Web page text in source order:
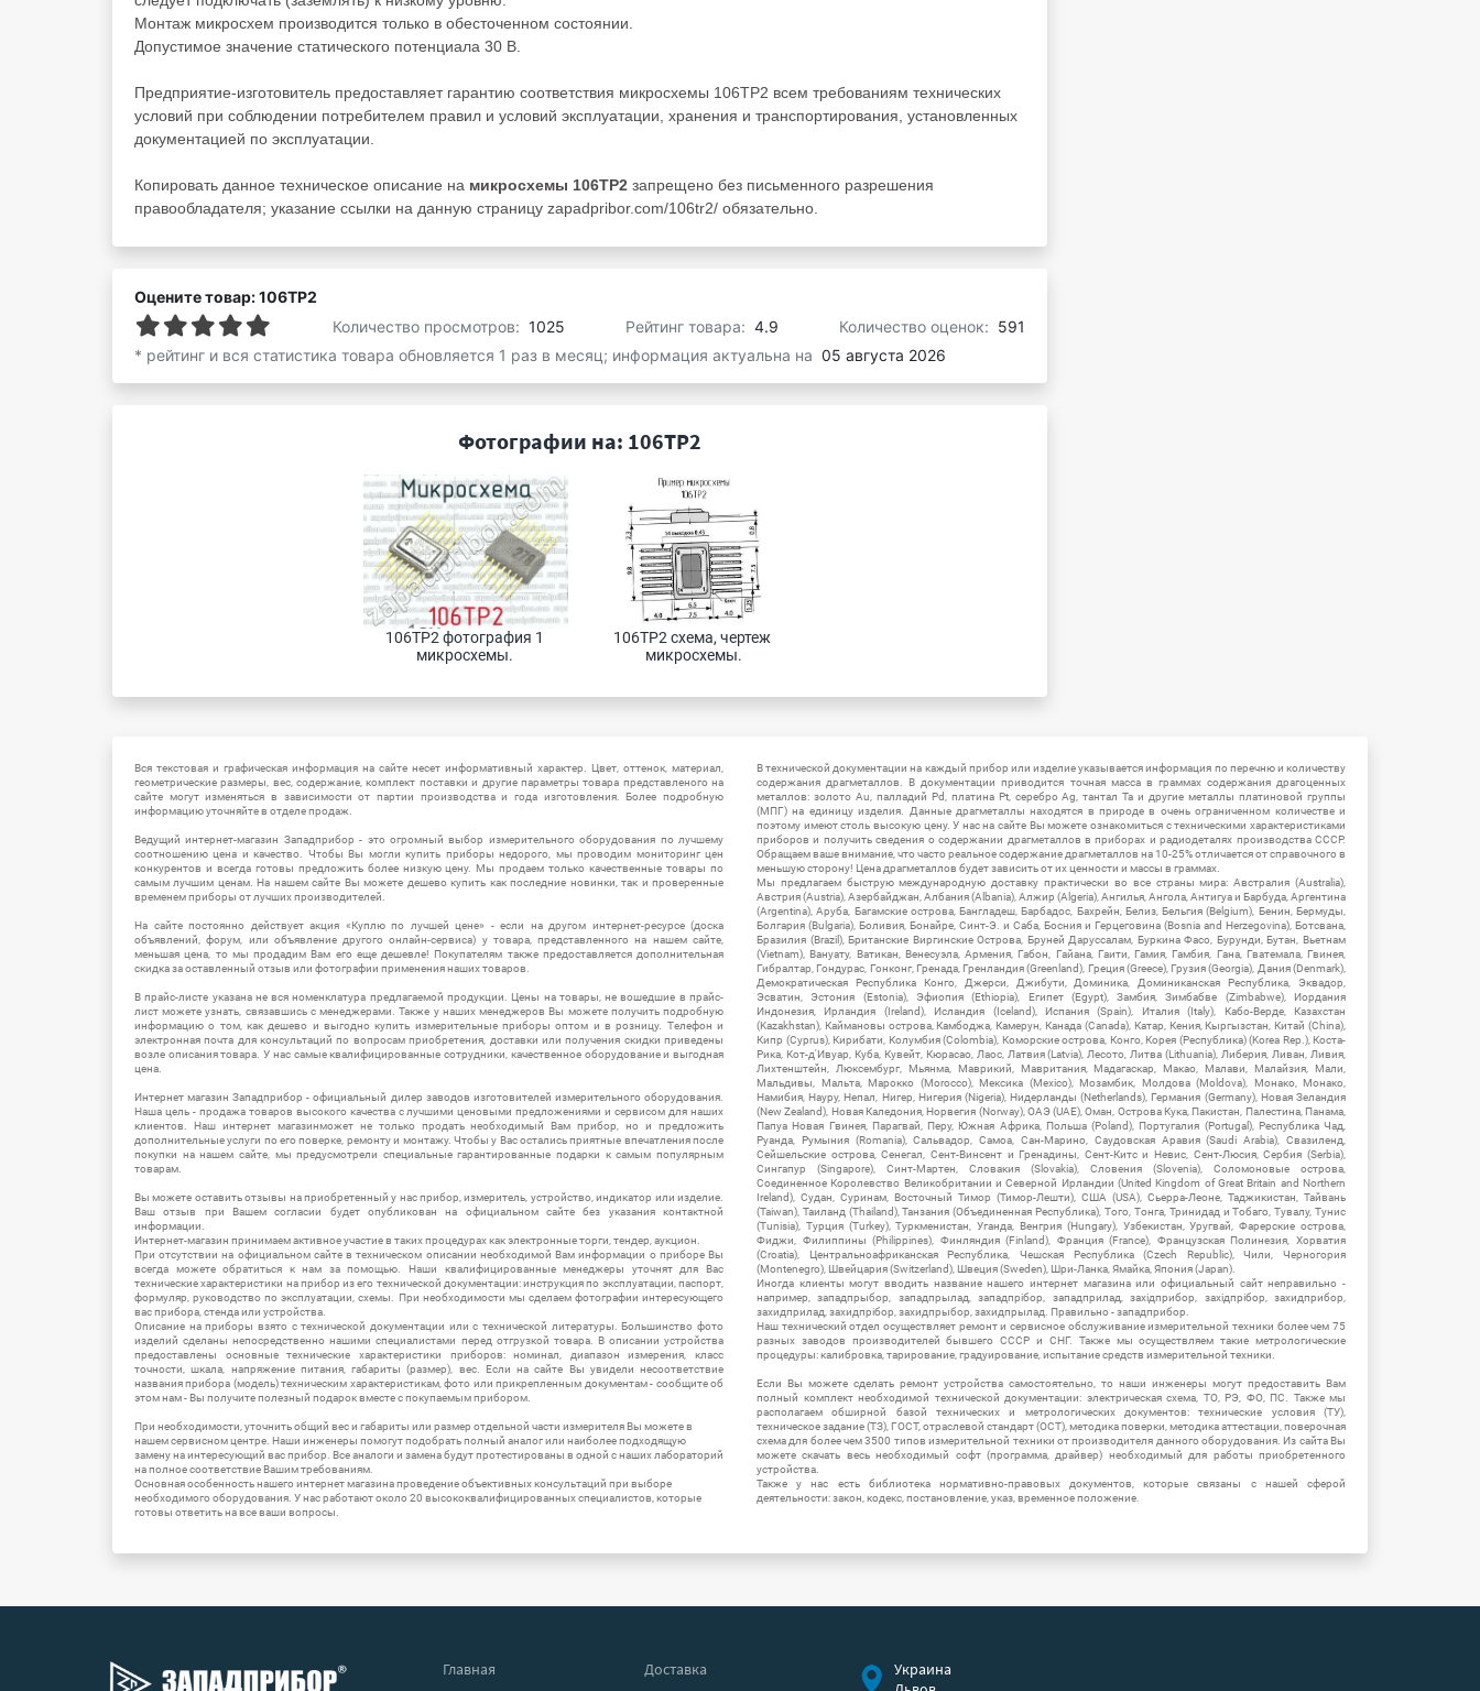
Монтаж микросхем производится только в обесточенном состоянии.
Допустимое значение статического потенциала 30 В.
Предприятие-изготовитель предоставляет гарантию соответствия микросхемы 106ТР2 всем требованиям технических
условий при соблюдении потребителем правил и условий эксплуатации, хранения и транспортирования, установленных
документацией по эксплуатации.
Копировать данное техническое описание на микросхемы 106ТР2 запрещено без письменного разрешения
правообладателя; указание ссылки на данную страницу zapadpribor.com/106tr2/ обязательно.
Оцените товар: 106ТР2
Количество просмотров: 1025 Рейтинг товара: 4.9 Количество оценок: 591
* рейтинг и вся статистика товара обновляется 1 раз в месяц; информация актуальна на 05 августа 2026
Фотографии на: 106ТР2
106ТР2 фотография 1
микросхемы.
106ТР2 схема, чертеж
микросхемы.
Вся текстовая и графическая информация на сайте несет информативный характер. Цвет, оттенок, материал,
геометрические размеры, вес, содержание, комплект поставки и другие параметры товара представленого на
сайте могут изменяться в зависимости от партии производства и года изготовления. Более подробную
информацию уточняйте в отделе продаж.
Ведущий интернет-магазин Западприбор - это огромный выбор измерительного оборудования по лучшему
соотношению цена и качество. Чтобы Вы могли купить приборы недорого, мы проводим мониторинг цен
конкурентов и всегда готовы предложить более низкую цену. Мы продаем только качественные товары по
самым лучшим ценам. На нашем сайте Вы можете дешево купить как последние новинки, так и проверенные
временем приборы от лучших производителей.
На сайте постоянно действует акция «Куплю по лучшей цене» - если на другом интернет-ресурсе (доска
объявлений, форум, или объявление другого онлайн-сервиса) у товара, представленного на нашем сайте,
меньшая цена, то мы продадим Вам его еще дешевле! Покупателям также предоставляется дополнительная
скидка за оставленный отзыв или фотографии применения наших товаров.
В прайс-листе указана не вся номенклатура предлагаемой продукции. Цены на товары, не вошедшие в прайс-
лист можете узнать, связавшись с менеджерами. Также у наших менеджеров Вы можете получить подробную
информацию о том, как дешево и выгодно купить измерительные приборы оптом и в розницу. Телефон и
электронная почта для консультаций по вопросам приобретения, доставки или получения скидки приведены
возле описания товара. У нас самые квалифицированные сотрудники, качественное оборудование и выгодная
цена.
Интернет магазин Западприбор - официальный дилер заводов изготовителей измерительного оборудования.
Наша цель - продажа товаров высокого качества с лучшими ценовыми предложениями и сервисом для наших
клиентов. Наш интернет магазинможет не только продать необходимый Вам прибор, но и предложить
дополнительные услуги по его поверке, ремонту и монтажу. Чтобы у Вас остались приятные впечатления после
покупки на нашем сайте, мы предусмотрели специальные гарантированные подарки к самым популярным
товарам.
Вы можете оставить отзывы на приобретенный у нас прибор, измеритель, устройство, индикатор или изделие.
Ваш отзыв при Вашем согласии будет опубликован на официальном сайте без указания контактной
информации.
Интернет-магазин принимаем активное участие в таких процедурах как электронные торги, тендер, аукцион.
При отсутствии на официальном сайте в техническом описании необходимой Вам информации о приборе Вы
всегда можете обратиться к нам за помощью. Наши квалифицированные менеджеры уточнят для Вас
технические характеристики на прибор из его технической документации: инструкция по эксплуатации, паспорт,
формуляр, руководство по эксплуатации, схемы. При необходимости мы сделаем фотографии интересующего
вас прибора, стенда или устройства.
Описание на приборы взято с технической документации или с технической литературы. Большинство фото
изделий сделаны непосредственно нашими специалистами перед отгрузкой товара. В описании устройства
предоставлены основные технические характеристики приборов: номинал, диапазон измерения, класс
точности, шкала, напряжение питания, габариты (размер), вес. Если на сайте Вы увидели несоответствие
названия прибора (модель) техническим характеристикам, фото или прикрепленным документам - сообщите об
этом нам - Вы получите полезный подарок вместе с покупаемым прибором.
При необходимости, уточнить общий вес и габариты или размер отдельной части измерителя Вы можете в
нашем сервисном центре. Наши инженеры помогут подобрать полный аналог или наиболее подходящую
замену на интересующий вас прибор. Все аналоги и замена будут протестированы в одной с наших лабораторий
на полное соответствие Вашим требованиям.
Основная особенность нашего интернет магазина проведение объективных консультаций при выборе
необходимого оборудования. У нас работают около 20 высококвалифицированных специалистов, которые
готовы ответить на все ваши вопросы.
В технической документации на каждый прибор или изделие указывается информация по перечню и количеству
содержания драгметаллов. В документации приводится точная масса в граммах содержания драгоценных
металлов: золото Au, палладий Pd, платина Pt, серебро Ag, тантал Ta и другие металлы платиновой группы
(МПГ) на единицу изделия. Данные драгметаллы находятся в природе в очень ограниченном количестве и
поэтому имеют столь высокую цену. У нас на сайте Вы можете ознакомиться с техническими характеристиками
приборов и получить сведения о содержании драгметаллов в приборах и радиодеталях производства СССР.
Обращаем ваше внимание, что часто реальное содержание драгметаллов на 10-25% отличается от справочного в
меньшую сторону! Цена драгметаллов будет зависить от их ценности и массы в граммах.
Мы предлагаем быструю международную доставку практически во все страны мира: Австралия (Australia),
Австрия (Austria), Азербайджан, Албания (Albania), Алжир (Algeria), Ангилья, Ангола, Антигуа и Барбуда, Аргентина
(Argentina), Аруба, Багамские острова, Бангладеш, Барбадос, Бахрейн, Белиз, Бельгия (Belgium), Бенин, Бермуды,
Болгария (Bulgaria), Боливия, Бонайре, Синт-Э. и Саба, Босния и Герцеговина (Bosnia and Herzegovina), Ботсвана,
Бразилия (Brazil), Британские Виргинские Острова, Бруней Даруссалам, Буркина Фасо, Бурунди, Бутан, Вьетнам
(Vietnam), Вануату, Ватикан, Венесуэла, Армения, Габон, Гайана, Гаити, Гамия, Гамбия, Гана, Гватемала, Гвинея,
Гибралтар, Гондурас, Гонконг, Гренада, Гренландия (Greenland), Греция (Greece), Грузия (Georgia), Дания (Denmark),
Демократическая Республика Конго, Джерси, Джибути, Доминика, Доминиканская Республика, Эквадор,
Эсватин, Эстония (Estonia), Эфиопия (Ethiopia), Египет (Egypt), Замбия, Зимбабве (Zimbabwe), Иордания
Индонезия, Ирландия (Ireland), Исландия (Iceland), Испания (Spain), Италия (Italy), Кабо-Верде, Казахстан
(Kazakhstan), Каймановы острова, Камбоджа, Камерун, Канада (Canada), Катар, Кения, Кыргызстан, Китай (China),
Кипр (Cyprus), Кирибати, Колумбия (Colombia), Коморские острова, Конго, Корея (Республика) (Korea Rep.), Коста-
Рика, Кот-д'Ивуар, Куба, Кувейт, Кюрасао, Лаос, Латвия (Latvia), Лесото, Литва (Lithuania), Либерия, Ливан, Ливия,
Лихтенштейн, Люксембург, Мьянма, Маврикий, Мавритания, Мадагаскар, Макао, Малави, Малайзия, Мали,
Мальдивы, Мальта, Марокко (Morocco), Мексика (Mexico), Мозамбик, Молдова (Moldova), Монако, Монако,
Намибия, Науру, Непал, Нигер, Нигерия (Nigeria), Нидерланды (Netherlands), Германия (Germany), Новая Зеландия
(New Zealand), Новая Каледония, Норвегия (Norway), ОАЭ (UAE), Оман, Острова Кука, Пакистан, Палестина, Панама,
Папуа Новая Гвинея, Парагвай, Перу, Южная Африка, Польша (Poland), Португалия (Portugal), Республика Чад,
Руанда, Румыния (Romania), Сальвадор, Самоа, Сан-Марино, Саудовская Аравия (Saudi Arabia), Свазиленд,
Сейшельские острова, Сенегал, Сент-Винсент и Гренадины, Сент-Китс и Невис, Сент-Люсия, Сербия (Serbia),
Сингапур (Singapore), Синт-Мартен, Словакия (Slovakia), Словения (Slovenia), Соломоновые острова,
Соединенное Королевство Великобритании и Северной Ирландии (United Kingdom of Great Britain and Northern
Ireland), Судан, Суринам, Восточный Тимор (Тимор-Лешти), США (USA), Сьерра-Леоне, Таджикистан, Тайвань
(Taiwan), Таиланд (Thailand), Танзания (Объединенная Республика), Того, Тонга, Тринидад и Тобаго, Тувалу, Тунис
(Tunisia), Турция (Turkey), Туркменистан, Уганда, Венгрия (Hungary), Узбекистан, Уругвай, Фарерские острова,
Фиджи, Филиппины (Philippines), Финляндия (Finland), Франция (France), Французская Полинезия, Хорватия
(Croatia), Центральноафриканская Республика, Чешская Республика (Czech Republic), Чили, Черногория
(Montenegro), Швейцария (Switzerland), Швеция (Sweden), Шри-Ланка, Ямайка, Япония (Japan).
Иногда клиенты могут вводить название нашего интернет магазина или официальный сайт неправильно -
например, западпрыбор, западпрылад, западпрібор, западприлад, західприбор, західпрібор, захидприбор,
захидприлад, захидпрібор, захидпрыбор, захидпрылад. Правильно - западприбор.
Наш технический отдел осуществляет ремонт и сервисное обслуживание измерительной техники более чем 75
разных заводов производителей бывшего СССР и СНГ. Также мы осуществляем такие метрологические
процедуры: калибровка, тарирование, градуирование, испытание средств измерительной техники.
Если Вы можете сделать ремонт устройства самостоятельно, то наши инженеры могут предоставить Вам
полный комплект необходимой технической документации: электрическая схема, ТО, РЭ, ФО, ПС. Также мы
располагаем обширной базой технических и метрологических документов: технические условия (ТУ),
техническое задание (ТЗ), ГОСТ, отраслевой стандарт (ОСТ), методика поверки, методика аттестации, поверочная
схема для более чем 3500 типов измерительной техники от производителя данного оборудования. Из сайта Вы
можете скачать весь необходимый софт (программа, драйвер) необходимый для работы приобретенного
устройства.
Также у нас есть библиотека нормативно-правовых документов, которые связаны с нашей сферой
деятельности: закон, кодекс, постановление, указ, временное положение.
Главная Доставка
Украина